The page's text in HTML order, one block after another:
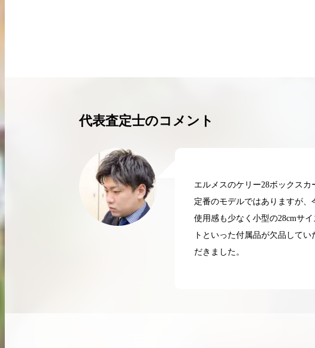
代表査定士のコメント
エルメスのケリー28ボックス
定番のモデルではありますが
使用感も少なく小型の28cmサ
トといった付属品が欠品して
だきました。